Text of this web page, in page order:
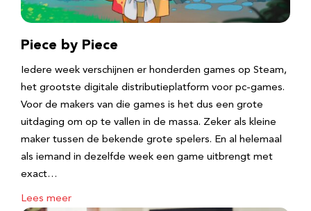
Piece by Piece
Iedere week verschijnen er honderden games op Steam,
het grootste digitale distributieplatform voor pc-games.
Voor de makers van die games is het dus een grote
uitdaging om op te vallen in de massa. Zeker als kleine
maker tussen de bekende grote spelers. En al helemaal
als iemand in dezelfde week een game uitbrengt met
exact…
Lees meer